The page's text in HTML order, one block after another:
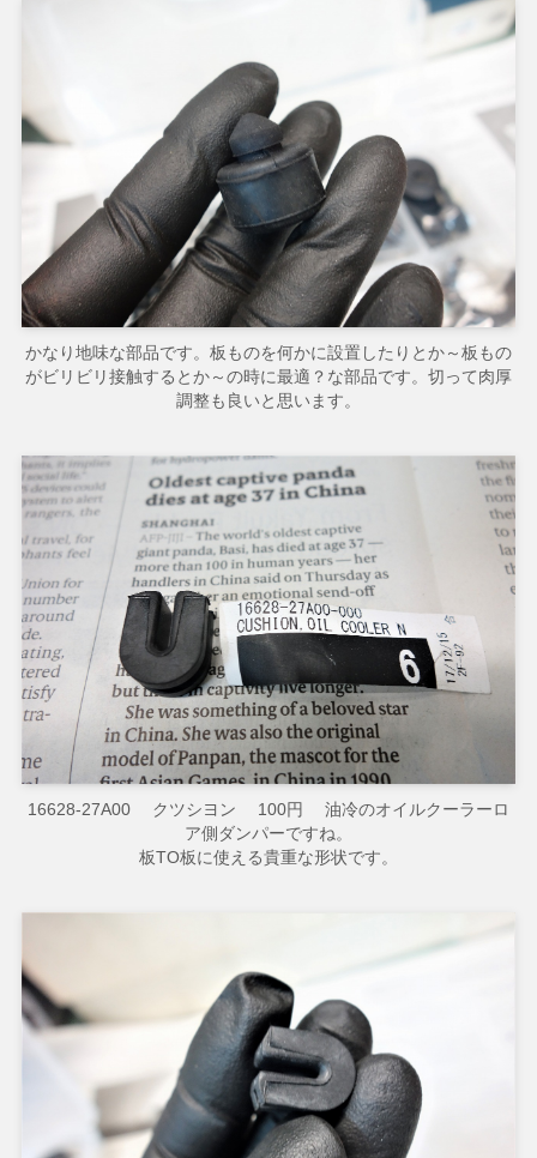
かなり地味な部品です。板ものを何かに設置したりとか～板もの
がビリビリ接触するとか～の時に最適？な部品です。切って肉厚
調整も良いと思います。
16628-27A00 クツシヨン 100円 油冷のオイルクーラーロ
ア側ダンパーですね。
板TO板に使える貴重な形状です。